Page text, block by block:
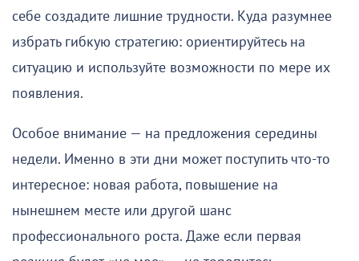
себе создадите лишние трудности. Куда разумнее
избрать гибкую стратегию: ориентируйтесь на
ситуацию и используйте возможности по мере их
появления.
Особое внимание — на предложения середины
недели. Именно в эти дни может поступить что-то
интересное: новая работа, повышение на
нынешнем месте или другой шанс
профессионального роста. Даже если первая